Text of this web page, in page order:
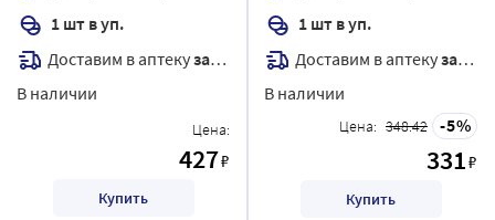
1 шт в уп.
Доставим в аптекузавтра
В наличии
Цена:
427₽
Купить
1 шт в уп.
Доставим в аптекузавтра
В наличии
Цена: 348.42 5
331₽
Купить